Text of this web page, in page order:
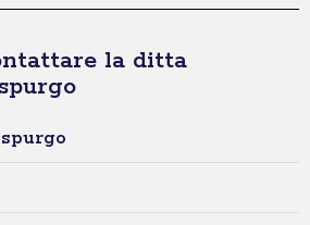
la ditta